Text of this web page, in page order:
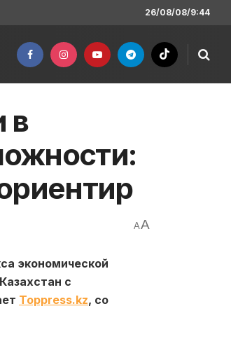
26/08/08/9:44
в
AA
экономической
с
Toppress.kz, со